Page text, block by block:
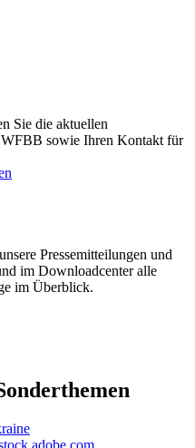
Sie die aktuellen
WFBB sowie Ihren Kontakt für
Pressemitteilungen und
im Downloadcenter alle
im Überblick.